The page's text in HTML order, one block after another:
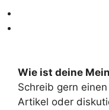
Wie ist deine
Schreib gern
Artikel oder